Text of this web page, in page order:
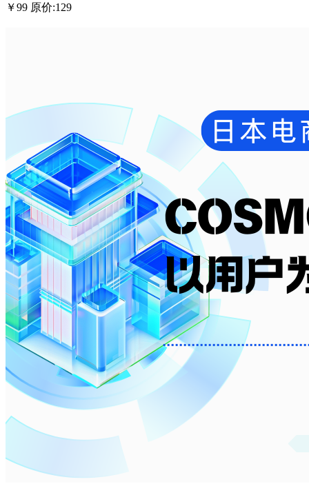
￥99 原价:129